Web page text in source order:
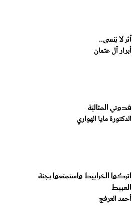
أثر لا يُنسى..
أبرار آل عثمان
قدوتي المثاليّة
الدكتورة مايا الهواري
اتركوا الخرابيط واستمتعوا بجنة
العبيط
أحمد العرفج